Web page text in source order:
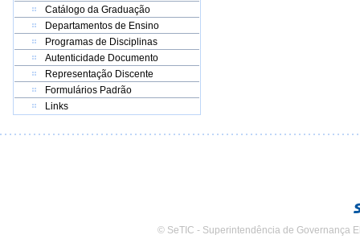
Catálogo da Graduação
Departamentos de Ensino
Programas de Disciplinas
Autenticidade Documento
Representação Discente
Formulários Padrão
Links
© SeTIC - Superintendência de Governança